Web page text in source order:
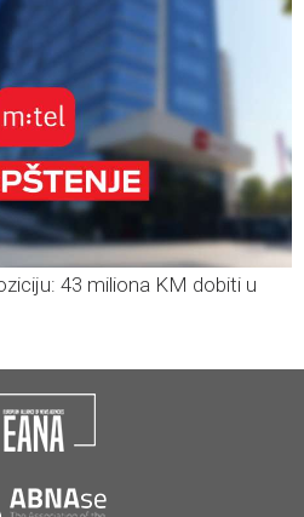
43 miliona KM dobiti u